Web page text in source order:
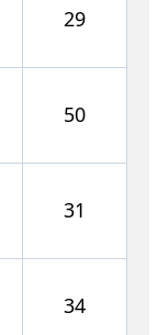
29
50
31
34